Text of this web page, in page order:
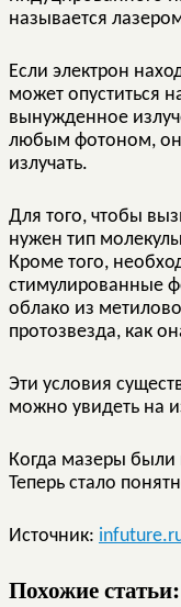
называется
Если электрон
может опуститься
вынужденное
любым фотоном,
излучать.
Для того, чтобы
нужен тип
Кроме того,
стимулированные
облако из
протозвезда, как
Эти условия
можно увидеть на
Когда мазеры
Теперь стало
Источник:
Похожие статьи: